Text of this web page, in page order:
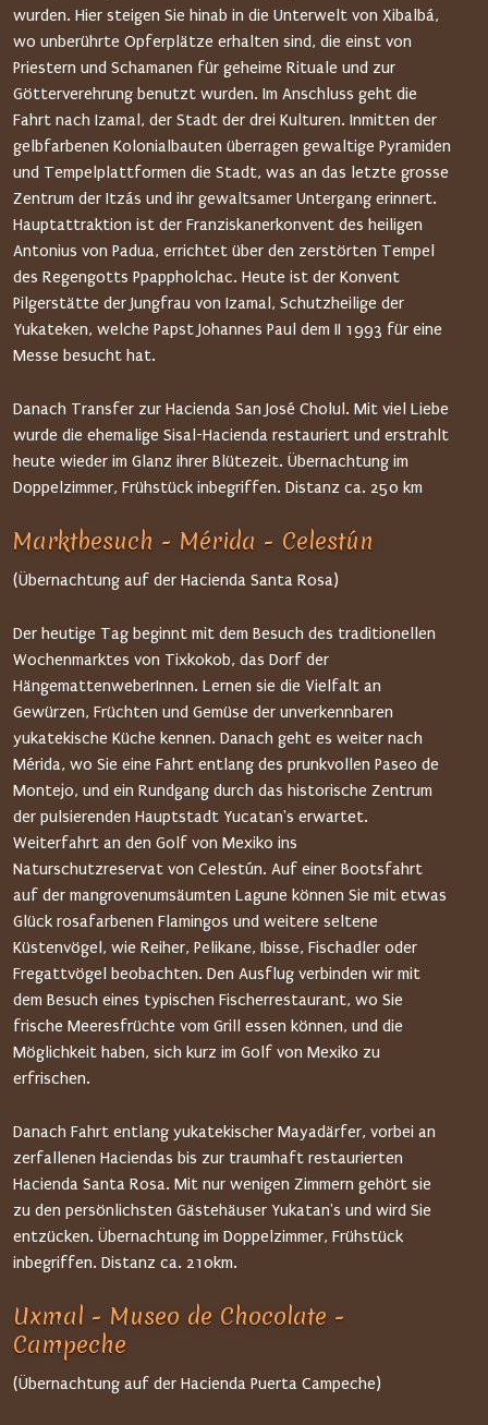
wurden. Hier steigen Sie hinab in die Unterwelt von Xibalbá,
wo unberührte Opferplätze erhalten sind, die einst von
Priestern und Schamanen für geheime Rituale und zur
Götterverehrung benutzt wurden. Im Anschluss geht die
Fahrt nach Izamal, der Stadt der drei Kulturen. Inmitten der
gelbfarbenen Kolonialbauten überragen gewaltige Pyramiden
und Tempelplattformen die Stadt, was an das letzte grosse
Zentrum der Itzás und ihr gewaltsamer Untergang erinnert.
Hauptattraktion ist der Franziskanerkonvent des heiligen
Antonius von Padua, errichtet über den zerstörten Tempel
des Regengotts Ppappholchac. Heute ist der Konvent
Pilgerstätte der Jungfrau von Izamal, Schutzheilige der
Yukateken, welche Papst Johannes Paul dem II 1993 für eine
Messe besucht hat.
Danach Transfer zur Hacienda San José Cholul. Mit viel Liebe
wurde die ehemalige Sisal-Hacienda restauriert und erstrahlt
heute wieder im Glanz ihrer Blütezeit. Übernachtung im
Doppelzimmer, Frühstück inbegriffen. Distanz ca. 250 km
Marktbesuch - Mérida - Celestún
(Übernachtung auf der Hacienda Santa Rosa)
Der heutige Tag beginnt mit dem Besuch des traditionellen
Wochenmarktes von Tixkokob, das Dorf der
HängemattenweberInnen. Lernen sie die Vielfalt an
Gewürzen, Früchten und Gemüse der unverkennbaren
yukatekische Küche kennen. Danach geht es weiter nach
Mérida, wo Sie eine Fahrt entlang des prunkvollen Paseo de
Montejo, und ein Rundgang durch das historische Zentrum
der pulsierenden Hauptstadt Yucatan's erwartet.
Weiterfahrt an den Golf von Mexiko ins
Naturschutzreservat von Celestún. Auf einer Bootsfahrt
auf der mangrovenumsäumten Lagune können Sie mit etwas
Glück rosafarbenen Flamingos und weitere seltene
Küstenvögel, wie Reiher, Pelikane, Ibisse, Fischadler oder
Fregattvögel beobachten. Den Ausflug verbinden wir mit
dem Besuch eines typischen Fischerrestaurant, wo Sie
frische Meeresfrüchte vom Grill essen können, und die
Möglichkeit haben, sich kurz im Golf von Mexiko zu
erfrischen.
Danach Fahrt entlang yukatekischer Mayadärfer, vorbei an
zerfallenen Haciendas bis zur traumhaft restaurierten
Hacienda Santa Rosa. Mit nur wenigen Zimmern gehört sie
zu den persönlichsten Gästehäuser Yukatan's und wird Sie
entzücken. Übernachtung im Doppelzimmer, Frühstück
inbegriffen. Distanz ca. 210km.
Uxmal - Museo de Chocolate -
Campeche
(Übernachtung auf der Hacienda Puerta Campeche)